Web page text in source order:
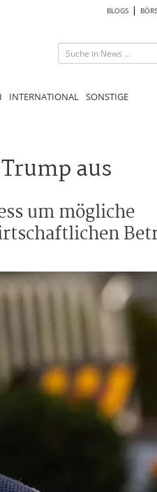
BLOGS
INTERNATIONAL SONSTIGE
aus
um mögliche